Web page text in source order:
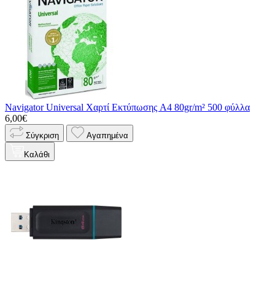
Navigator Universal Χαρτί Εκτύπωσης A4 80gr/m² 500 φύλλα
6,00€
Σύγκριση Αγαπημένα
Καλάθι